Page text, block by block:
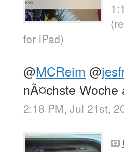
for iPad)
@MCReim @
nÃ¤chste
2:18 PM, Jul 21st,